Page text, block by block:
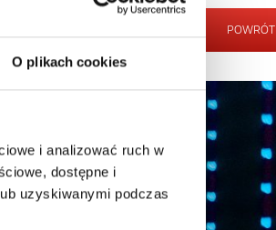
O plikach cookies
i analizować ruch w
dostępne i
uzyskiwanymi podczas
POWRÓT